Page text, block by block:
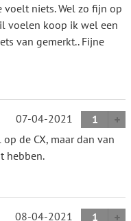
voelt niets. Wel zo fijn op
voelen koop ik wel een
van gemerkt.. Fijne
07-04-2021
1
de CX, maar dan van
hebben.
08-04-2021 1